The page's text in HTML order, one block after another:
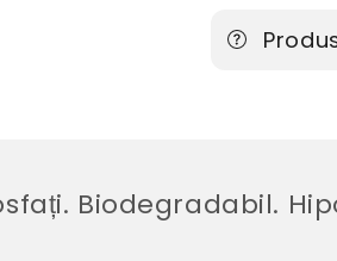
Biodegradabil.